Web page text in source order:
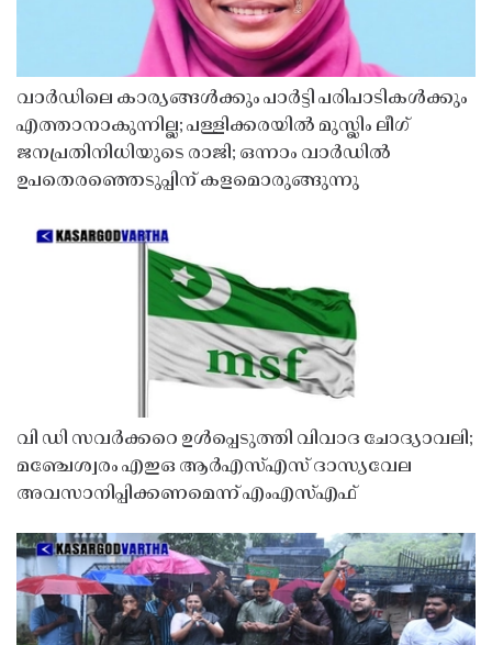
വാർഡിലെ കാര്യങ്ങൾക്കും പാർട്ടി പരിപാടികൾക്കും
എത്താനാകുന്നില്ല; പള്ളിക്കരയിൽ മുസ്ലിം ലീഗ്
ജനപ്രതിനിധിയുടെ രാജി; ഒന്നാം വാർഡിൽ
ഉപതെരഞ്ഞെടുപ്പിന് കളമൊരുങ്ങുന്നു
വി ഡി സവർക്കറെ ഉൾപ്പെടുത്തി വിവാദ ചോദ്യാവലി;
മഞ്ചേശ്വരം എഇഒ ആർഎസ്എസ് ദാസ്യവേല
അവസാനിപ്പിക്കണമെന്ന് എംഎസ്എഫ്